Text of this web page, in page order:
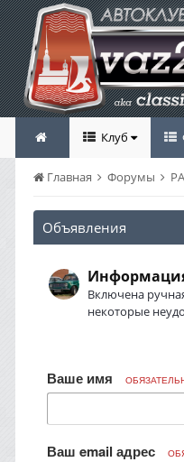
Клуб
Главная Форумы
Объявления
Включена
некоторые
Ваше имя
Ваш email адрес